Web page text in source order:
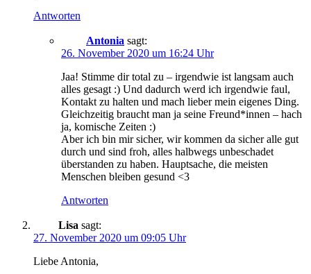
Antworten
Antonia sagt:
26. November 2020 um 16:24 Uhr
Jaa! Stimme dir total zu – irgendwie ist langsam auch
alles gesagt :) Und dadurch werd ich irgendwie faul,
Kontakt zu halten und mach lieber mein eigenes Ding.
Gleichzeitig braucht man ja seine Freund*innen – hach
ja, komische Zeiten :)
Aber ich bin mir sicher, wir kommen da sicher alle gut
durch und sind froh, alles halbwegs unbeschadet
überstanden zu haben. Hauptsache, die meisten
Menschen bleiben gesund <3
Antworten
Lisa sagt:
27. November 2020 um 09:05 Uhr
Liebe Antonia,